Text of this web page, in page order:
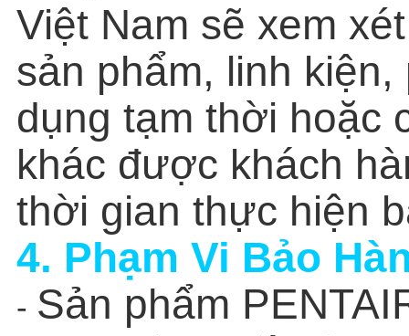
Việt Nam sẽ xem
sản phẩm, linh
dụng tạm thời hoặc
khác được khách
thời gian thực hiện
4. Phạm Vi Bảo
- Sản phẩm